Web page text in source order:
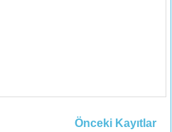
Önceki Kayıtlar